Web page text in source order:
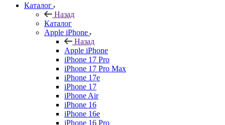
Каталог
Назад
Каталог
Apple iPhone
Назад
Apple iPhone
iPhone 17 Pro
iPhone 17 Pro Max
iPhone 17e
iPhone 17
iPhone Air
iPhone 16
iPhone 16e
iPhone 16 Pro